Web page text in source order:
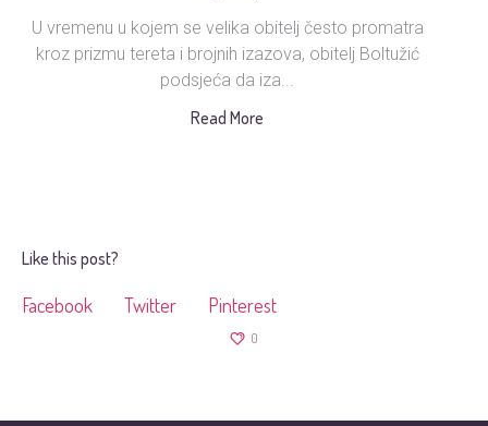
U vremenu u kojem se velika obitelj često promatra
kroz prizmu tereta i brojnih izazova, obitelj Boltužić
podsjeća da iza...
Read More
Like this post?
Facebook Twitter Pinterest
0